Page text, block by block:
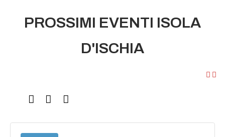
PROSSIMI EVENTI ISOLA
D'ISCHIA